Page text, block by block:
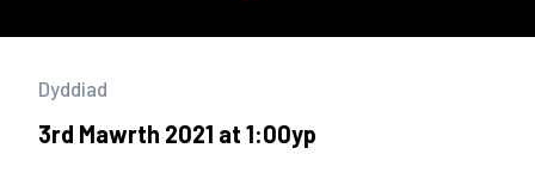
Dyddiad
3rd Mawrth 2021 at 1:00yp